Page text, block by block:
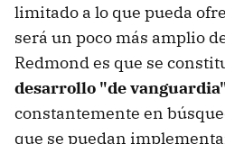
limitado a lo que pueda
será un poco más amplio
Redmond es que se
desarrollo "de
constantemente en
que se puedan